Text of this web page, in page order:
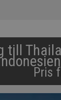
till
Pris